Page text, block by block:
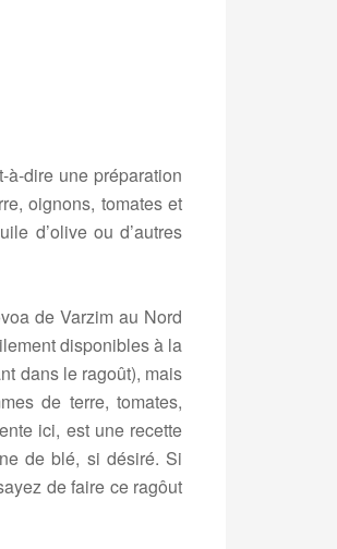
à-dire une préparation
oignons, tomates et
d’olive ou d’autres
de Varzim au Nord
disponibles à la
dans le ragoût), mais
de terre, tomates,
ici, est une recette
de blé, si désiré. Si
de faire ce ragôut